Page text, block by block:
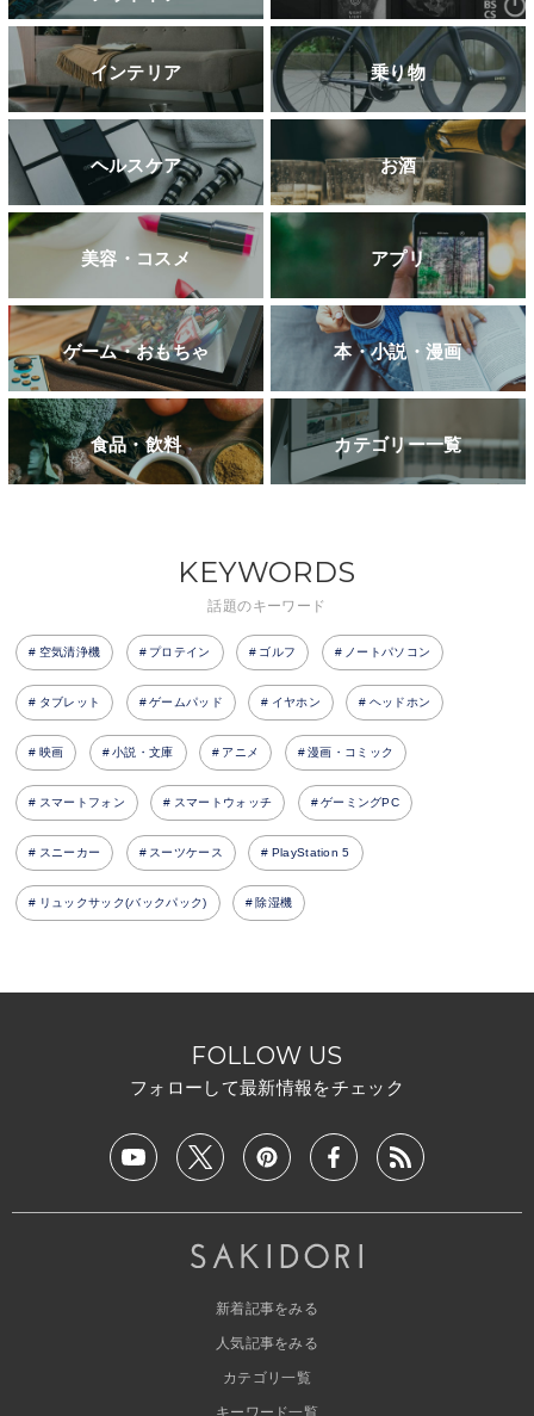
インテリア 乗り物
ヘルスケア お酒
美容・コスメ アプリ
ゲーム・おもちゃ 本・小説・漫画
食品・飲料 カテゴリー一覧
KEYWORDS
話題のキーワード
空気清浄機 プロテイン ゴルフ ノートパソコン
タブレット ゲームパッド イヤホン ヘッドホン
映画 小説・文庫 アニメ 漫画・コミック
スマートフォン スマートウォッチ ゲーミングPC
スニーカー スーツケース PlayStation 5
リュックサック(バックパック) 除湿機
FOLLOW US
フォローして最新情報をチェック
新着記事をみる
人気記事をみる
カテゴリ一覧